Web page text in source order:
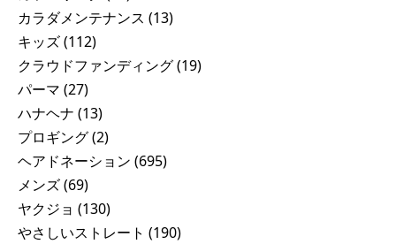
カラダメンテナンス (13)
キッズ(112)
クラウドファンディング(19)
パーマ (27)
ハナヘナ (13)
プロギング(2)
ヘアドネーション (695)
メンズ(69)
ヤクジョ (130)
やさしいストレート (190)